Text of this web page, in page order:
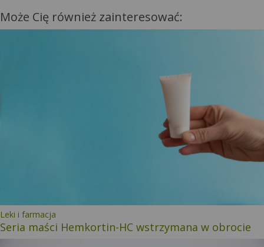
Może Cię również zainteresować:
Kategoria:
Leki i farmacja
Seria maści Hemkortin-HC wstrzymana w obrocie